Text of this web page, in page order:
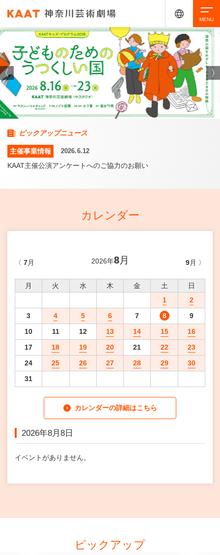
イベントを探す
・ イベント一覧
ご来場案内
・ 交通案内
・ よくある質問
・ 芸術監督
・ 施設概要
・ フロアマップ
・ レストラン/カフェ
検索
アクセシビリティ チケット購入 交通案内
ピックアップニュース
お知らせ 2026.6.12
主催事業情報 2026.6.22
主催事業情報 2026.6.12
KAAT主催公演アンケートへのご協力のお願い
お知らせ 2026.6.12
主催事業情報 2026.6.22
カレンダー
〈 7月 2026年8月 9月 〉
月 火 水 木 金 土
日
1
2
3
4 5 6 7 8
9
10
11 12 13 14 15
16
17
18 19 20 21 22
23
24
25 26 27 28 29
30
31
カレンダーの詳細はこちら
2026年8月 8 日
イベントがありません。
ピックアップ